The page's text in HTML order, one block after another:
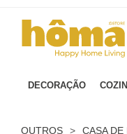
DECORAÇÃO
OUTROS > CASA DE